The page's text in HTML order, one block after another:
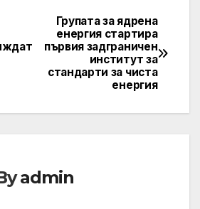
Групата за ядрена
енергия стартира
първия задграничен
институт за
стандарти за чиста
енергия
admin